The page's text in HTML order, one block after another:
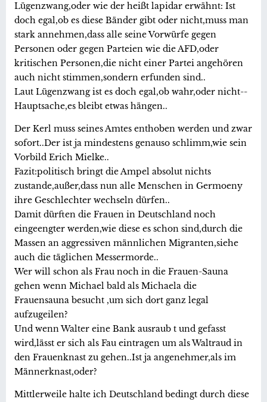
Lügenzwang,oder wie der heißt lapidar erwähnt: Ist
doch egal,ob es diese Bänder gibt oder nicht,muss man
stark annehmen,dass alle seine Vorwürfe gegen
Personen oder gegen Parteien wie die AFD,oder
kritischen Personen,die nicht einer Partei angehören
auch nicht stimmen,sondern erfunden sind..
Laut Lügenzwang ist es doch egal,ob wahr,oder nicht--
Hauptsache,es bleibt etwas hängen..
Der Kerl muss seines Amtes enthoben werden und zwar
sofort..Der ist ja mindestens genauso schlimm,wie sein
Vorbild Erich Mielke..
Fazit:politisch bringt die Ampel absolut nichts
zustande,außer,dass nun alle Menschen in Germoeny
ihre Geschlechter wechseln dürfen..
Damit dürften die Frauen in Deutschland noch
eingeengter werden,wie diese es schon sind,durch die
Massen an aggressiven männlichen Migranten,siehe
auch die täglichen Messermorde..
Wer will schon als Frau noch in die Frauen-Sauna
gehen wenn Michael bald als Michaela die
Frauensauna besucht ,um sich dort ganz legal
aufzugeilen?
Und wenn Walter eine Bank ausraub t und gefasst
wird,lässt er sich als Fau eintragen um als Waltraud in
den Frauenknast zu gehen..Ist ja angenehmer,als im
Männerknast,oder?
Mittlerweile halte ich Deutschland bedingt durch diese